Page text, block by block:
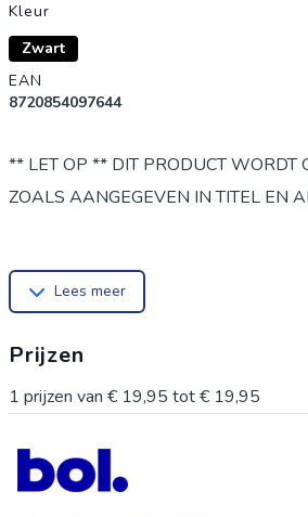
Kleur
Zwart
EAN
8720854097644
** LET OP ** DIT PRODUCT WORDT
ZOALS AANGEGEVEN IN TITEL EN
gravering. Materiaal: Metaal
Lengte Uitgeklapt: 20 CM
Kleur: Zwart
Lees meer
Prijzen
1 prijzen van € 19,95 tot€ 19,95